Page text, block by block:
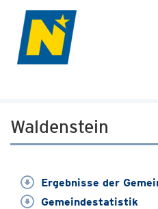
Waldenstein
Ergebnisse der
Gemeindestatistik